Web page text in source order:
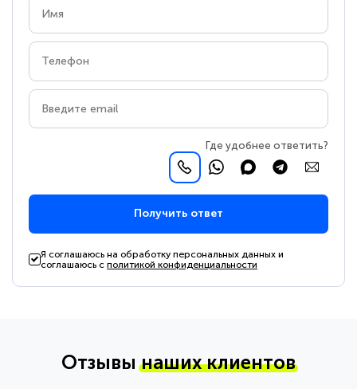
Где удобнее ответить?
Получить ответ
Я соглашаюсь на обработку персональных данных и
соглашаюсь сполитикой конфиденциальности
Отзывынаших клиентов